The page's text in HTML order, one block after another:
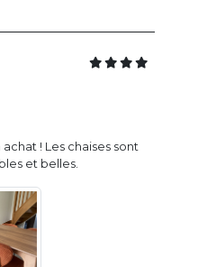
! Les chaises sont
et belles.